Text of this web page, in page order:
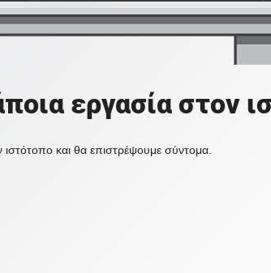
εργασία στον
και θα επιστρέψουμε σύντομα.